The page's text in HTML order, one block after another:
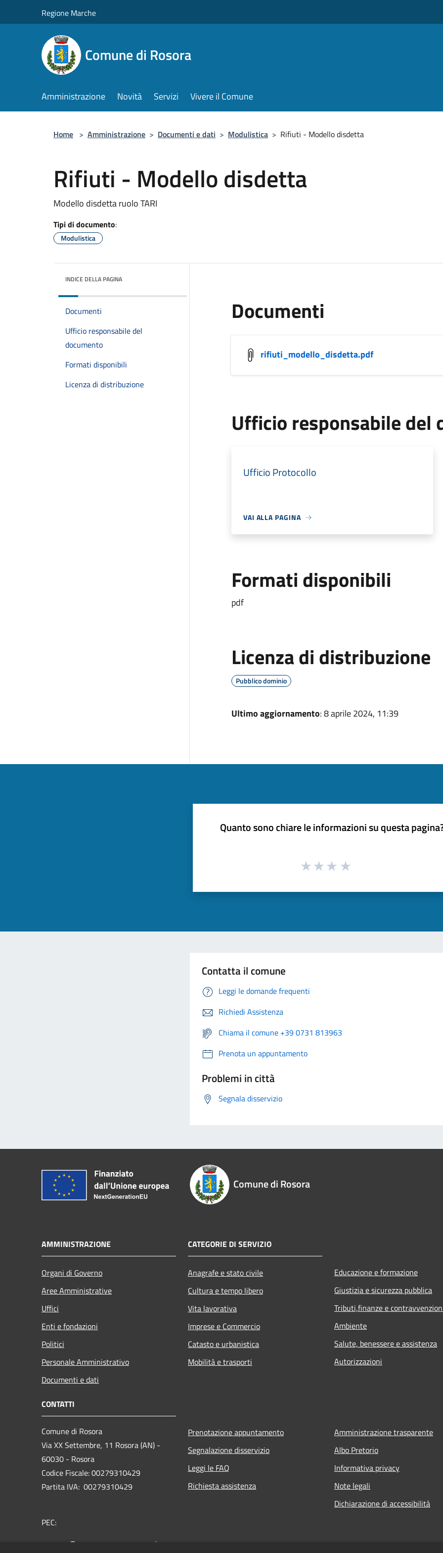
Regione Marche
Comune di Rosora
Amministrazione Novità Servizi Vivere il Comune
Home > Amministrazione > Documenti e dati > Modulistica > Rifiuti - Modello disdetta
Rifiuti - Modello disdetta
Modello disdetta ruolo TARI
Tipi di documento:
Modulistica
INDICE DELLA PAGINA
Documenti
Ufficio responsabile del
documento
Formati disponibili
Licenza di distribuzione
Documenti
rifiuti_modello_disdetta.pdf
Ufficio responsabile del
Ufficio Protocollo
VAI ALLA PAGINA
Formati disponibili
pdf
Licenza di distribuzione
Pubblico dominio
Ultimo aggiornamento: 8 aprile 2024, 11:39
Quanto sono chiare le informazioni su questa
Contatta il comune
Leggi le domande frequenti
Richiedi Assistenza
Chiama il comune +39 0731 813963
Prenota un appuntamento
Problemi in città
Segnala disservizio
Comune di Rosora
AMMINISTRAZIONE
Organi di Governo
Aree Amministrative
Uffici
Enti e fondazioni
Politici
Personale Amministrativo
Documenti e dati
CATEGORIE DI SERVIZIO
Anagrafe e stato civile
Cultura e tempo libero
Vita lavorativa
Imprese e Commercio
Catasto e urbanistica
Mobilità e trasporti
Educazione e formazione
Giustizia e sicurezza pubblica
Tributi,finanze e
Ambiente
Salute, benessere e assistenza
Autorizzazioni
CONTATTI
Comune di Rosora
Via XX Settembre, 11 Rosora (AN) -
60030 - Rosora
Codice Fiscale: 00279310429
Partita IVA: 00279310429
PEC:
comune@pec.comune.rosora.an.it
Prenotazione appuntamento
Segnalazione disservizio
Leggi le FAQ
Richiesta assistenza
Amministrazione trasparente
Albo Pretorio
Informativa privacy
Note legali
Dichiarazione di accessibilità